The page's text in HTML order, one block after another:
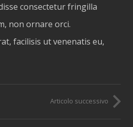
consectetur fringilla
non ornare orci.
facilisis ut venenatis eu,
Articolo successivo